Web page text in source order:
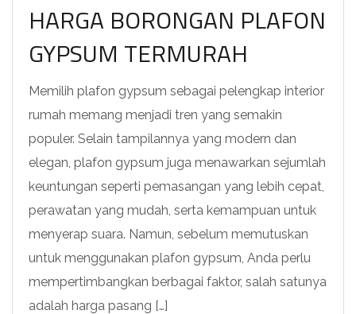
HARGA BORONGAN PLAFON
GYPSUM TERMURAH
Memilih plafon gypsum sebagai pelengkap interior
rumah memang menjadi tren yang semakin
populer. Selain tampilannya yang modern dan
elegan, plafon gypsum juga menawarkan sejumlah
keuntungan seperti pemasangan yang lebih cepat,
perawatan yang mudah, serta kemampuan untuk
menyerap suara. Namun, sebelum memutuskan
untuk menggunakan plafon gypsum, Anda perlu
mempertimbangkan berbagai faktor, salah satunya
adalah harga pasang […]